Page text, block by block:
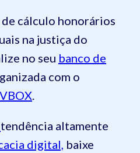
cálculo honorários
na justiça do
no seu banco de
com o
.
tendência altamente
digital, baixe